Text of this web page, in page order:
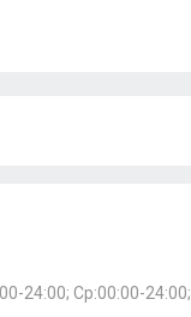
24:00; Ср:00:00-